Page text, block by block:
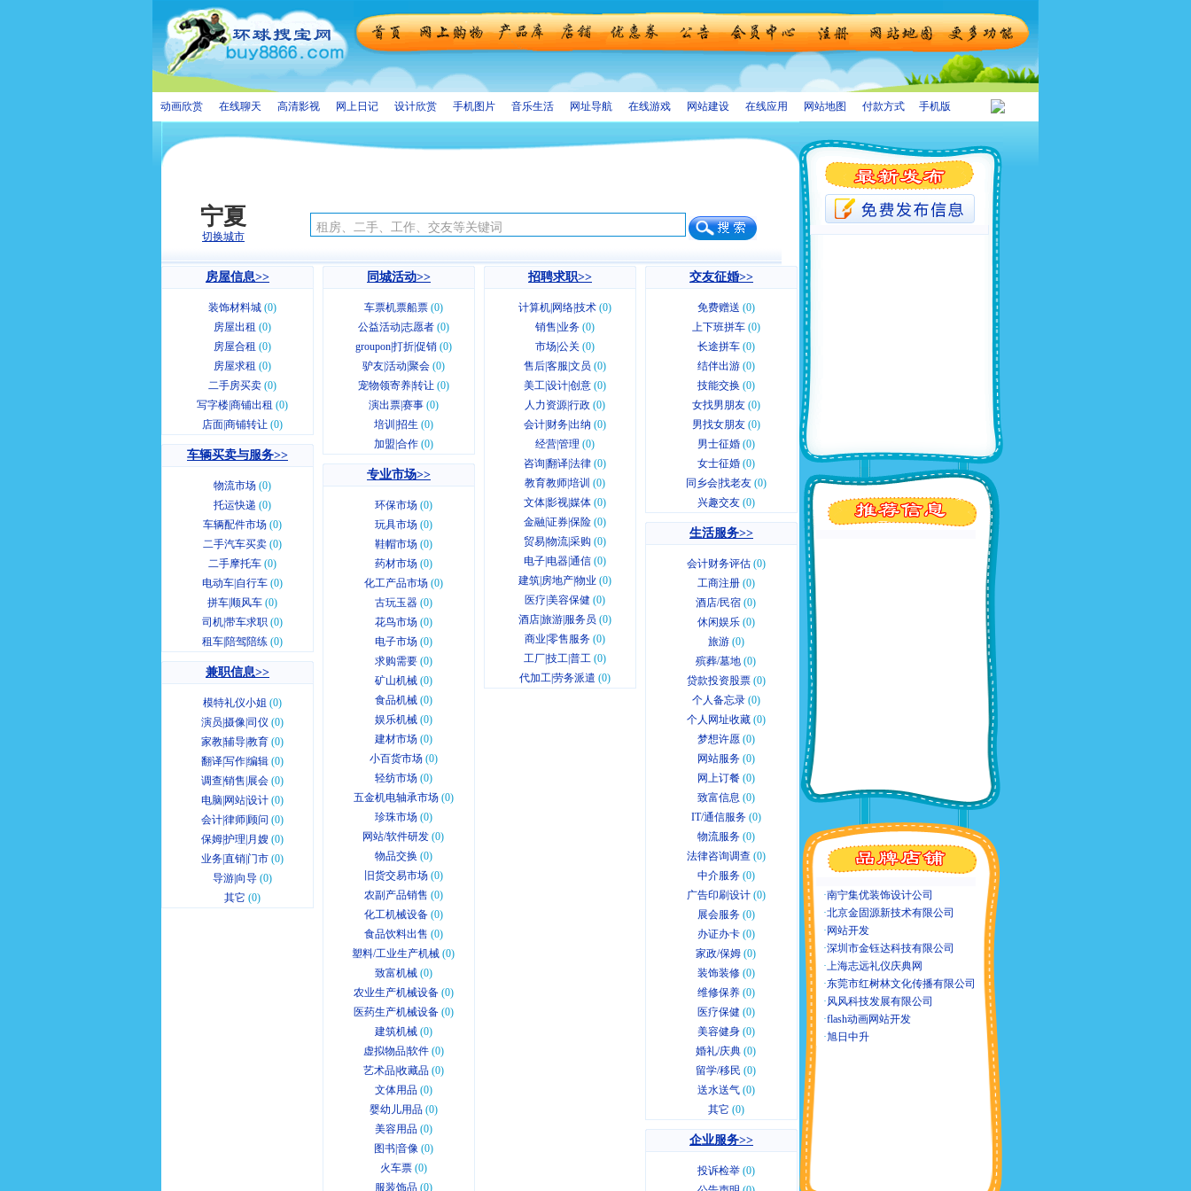
动画欣赏 在线聊天 高清影视 网上日记 设计欣赏 手机图片 音乐生活 网址导航 在线游戏 网站建设 在线应用 网站地图 付款方式 手机版
宁夏
切换城市
房屋信息>>
装饰材料城 (0)
房屋出租 (0)
房屋合租 (0)
房屋求租 (0)
二手房买卖 (0)
写字楼|商铺出租 (0)
店面|商铺转让 (0)
车辆买卖与服务>>
物流市场 (0)
托运快递 (0)
车辆配件市场 (0)
二手汽车买卖 (0)
二手摩托车 (0)
电动车|自行车 (0)
拼车|顺风车 (0)
司机|带车求职 (0)
租车|陪驾陪练 (0)
兼职信息>>
模特礼仪小姐 (0)
演员|摄像|司仪 (0)
家教|辅导|教育 (0)
翻译|写作|编辑 (0)
调查|销售|展会 (0)
电脑|网站|设计 (0)
会计|律师|顾问 (0)
保姆|护理|月嫂 (0)
业务|直销|门市 (0)
导游|向导 (0)
其它 (0)
同城活动>>
车票机票船票 (0)
公益活动|志愿者 (0)
groupon|打折|促销 (0)
驴友|活动|聚会 (0)
宠物领寄养|转让 (0)
演出票|赛事 (0)
培训|招生 (0)
加盟|合作 (0)
专业市场>>
环保市场 (0)
玩具市场 (0)
鞋帽市场 (0)
药材市场 (0)
化工产品市场 (0)
古玩玉器 (0)
花鸟市场 (0)
电子市场 (0)
求购需要 (0)
矿山机械 (0)
食品机械 (0)
娱乐机械 (0)
建材市场 (0)
小百货市场 (0)
轻纺市场 (0)
五金机电轴承市场 (0)
珍珠市场 (0)
网站/软件研发 (0)
物品交换 (0)
旧货交易市场 (0)
农副产品销售 (0)
化工机械设备 (0)
食品饮料出售 (0)
塑料/工业生产机械 (0)
致富机械 (0)
农业生产机械设备 (0)
医药生产机械设备 (0)
建筑机械 (0)
虚拟物品|软件 (0)
艺术品|收藏品 (0)
文体用品 (0)
婴幼儿用品 (0)
美容用品 (0)
图书|音像 (0)
火车票 (0)
服装饰品 (0)
招聘求职>>
计算机|网络|技术 (0)
销售|业务 (0)
市场|公关 (0)
售后|客服|文员 (0)
美工|设计|创意 (0)
人力资源|行政 (0)
会计|财务|出纳 (0)
经营|管理 (0)
咨询|翻译|法律 (0)
教育教师|培训 (0)
文体|影视|媒体 (0)
金融|证券|保险 (0)
贸易|物流|采购 (0)
电子|电器|通信 (0)
建筑|房地产|物业 (0)
医疗|美容保健 (0)
酒店|旅游|服务员 (0)
商业|零售服务 (0)
工厂|技工|普工 (0)
代加工|劳务派遣 (0)
交友征婚>>
免费赠送 (0)
上下班拼车 (0)
长途拼车 (0)
结伴出游 (0)
技能交换 (0)
女找男朋友 (0)
男找女朋友 (0)
男士征婚 (0)
女士征婚 (0)
同乡会|找老友 (0)
兴趣交友 (0)
生活服务>>
会计财务评估 (0)
工商注册 (0)
酒店/民宿 (0)
休闲娱乐 (0)
旅游 (0)
殡葬/墓地 (0)
贷款投资股票 (0)
个人备忘录 (0)
个人网址收藏 (0)
梦想许愿 (0)
网站服务 (0)
网上订餐 (0)
致富信息 (0)
IT/通信服务 (0)
物流服务 (0)
法律咨询调查 (0)
中介服务 (0)
广告印刷设计 (0)
展会服务 (0)
办证办卡 (0)
家政/保姆 (0)
装饰装修 (0)
维修保养 (0)
医疗保健 (0)
美容健身 (0)
婚礼/庆典 (0)
留学/移民 (0)
送水送气 (0)
其它 (0)
企业服务>>
投诉检举 (0)
·南宁集优装饰设计公司
·北京金固源新技术有限公司
· 网站开发
·深圳市金钰达科技有限公司
·上海志远礼仪庆典网
·东莞市红树林文化传播有限公司
·风风科技发展有限公司
·flash动画网站开发
·旭日中升